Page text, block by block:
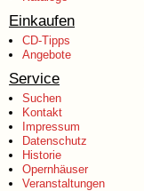
Einkaufen
CD-Tipps
Angebote
Service
Suchen
Kontakt
Impressum
Datenschutz
Historie
Opernhäuser
Veranstaltungen